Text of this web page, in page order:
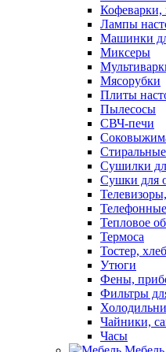
Кофеварки,
Лампы
Машинки
Миксеры
Мясорубки
Плиты
Пылесосы
СВЧ-печи
Сушилки
Сушки для
Тепловое
Термоса
Тостер,
Утюги
Фены,
Фильтры
Чайники,
Часы